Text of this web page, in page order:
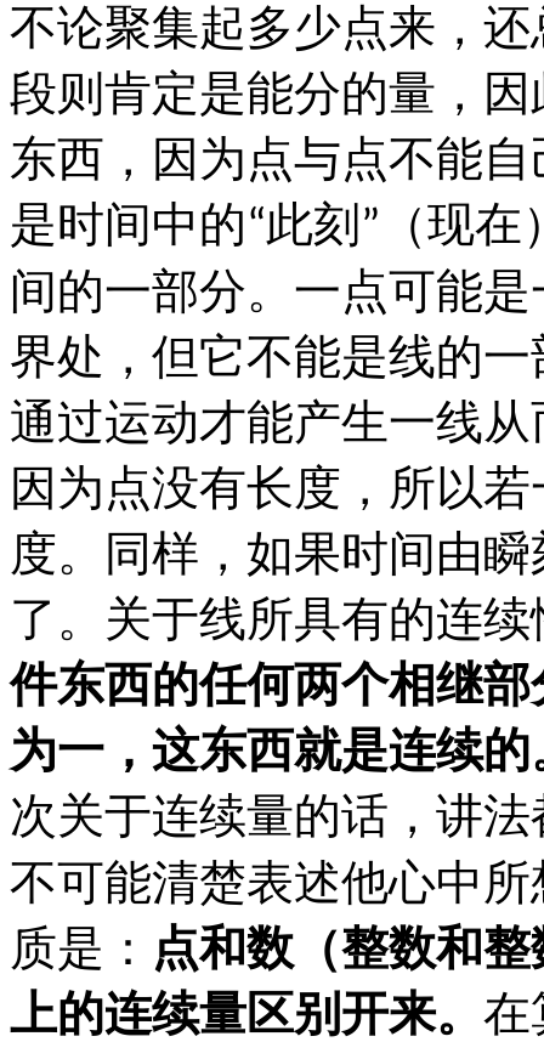
不论聚集起多少点来，
段则肯定是能分的量，
东西，因为点与点不能
是时间中的“此刻 ”
（现
间的一部分。一点可能
界处，但它不能是线的
通过运动才能产生一线
因为点没有长度，所以
度。同样，如果时间由
了。关于线所具有的连
件东西的任何两个相继
为一，这东西就是连续的
次关于连续量的话，讲
不可能清楚表述他心中
质是： 点和数（整数和
上的连续量区别开来。 在